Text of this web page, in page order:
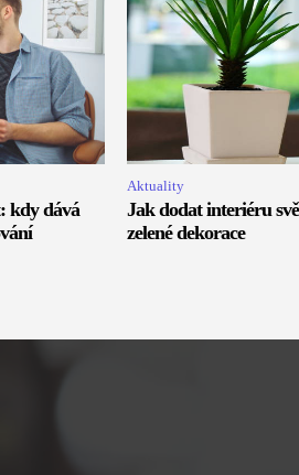
kdy dává
Aktuality
Jak dodat interiéru
zelené dekorace